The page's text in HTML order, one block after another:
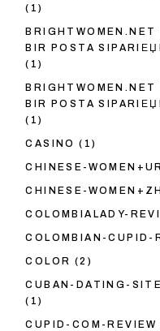
(1)
BIR POSTA
(1)
BIR POSTA
(1)
CASINO (1)
CHINESE-
CHINESE-
COLOMBIALADY-
COLOMBIAN-CUPID-
COLOR (2)
CUBAN-DATING-
(1)
CUPID-COM-REVIEW